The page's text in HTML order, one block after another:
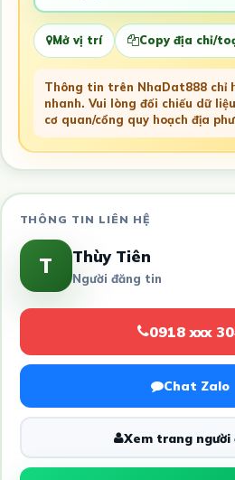
Mở vị trí Copy địa chỉ/
Thông tin trên NhaDat888 chỉ
nhanh. Vui lòng đối chiếu dữ
cơ quan/cổng quy hoạch địa
THÔNG TIN LIÊN HỆ
T Thùy Tiên
Người đăng tin
0918 xxx
Chat Zalo
Xem trang người